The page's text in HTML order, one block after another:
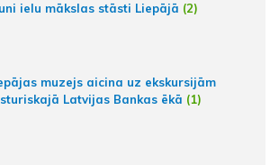
ielu mākslas stāsti Liepājā (2)
muzejs aicina uz ekskursijām
Latvijas Bankas ēkā (1)